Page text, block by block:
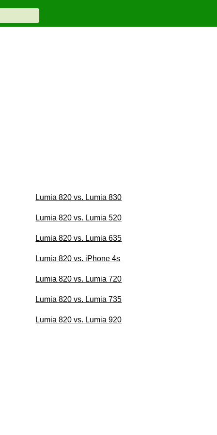
Lumia 820 vs. Lumia 830
Lumia 820 vs. Lumia 520
Lumia 820 vs. Lumia 635
Lumia 820 vs. iPhone 4s
Lumia 820 vs. Lumia 720
Lumia 820 vs. Lumia 735
Lumia 820 vs. Lumia 920